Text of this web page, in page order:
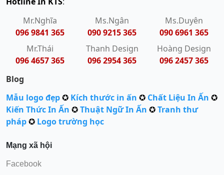
:
Mr.Nghĩa
096 9841 365
Ms.Ngân
090 9215 365
Ms.Duyên
090 6961 365
Mr.Thái
096 4657 365
Thanh Design
096 2954 365
Hoàng Design
096 2457 365
Blog
Mẫu logo đẹp✪ Kích thước in ấn ✪ Chất Liệu In Ấn ✪
Kiến Thức In Ấn ✪Thuật Ngữ In Ấn ✪Tranh thư
pháp✪ Logo trường học
Mạng xã hội
Facebook